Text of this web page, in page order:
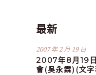
最新
2007 年 2 月 19 日
2007年8月19
會(吳永霖)(文字